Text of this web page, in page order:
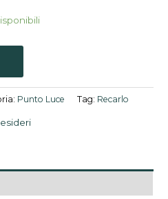
Punto Luce Tag: Recarlo